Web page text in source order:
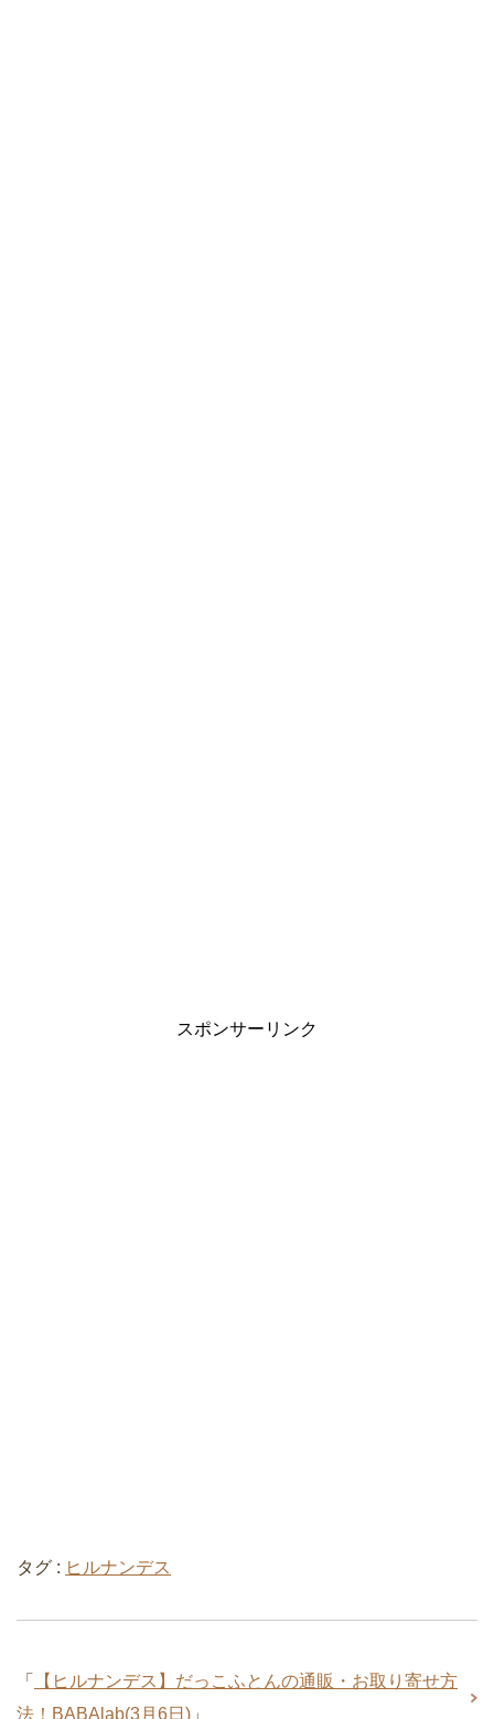
スポンサーリンク
タグ : ヒルナンデス
「
【ヒルナンデス】だっこふとんの通販・お取り寄せ方
法！BABAlab(3月6日) 」